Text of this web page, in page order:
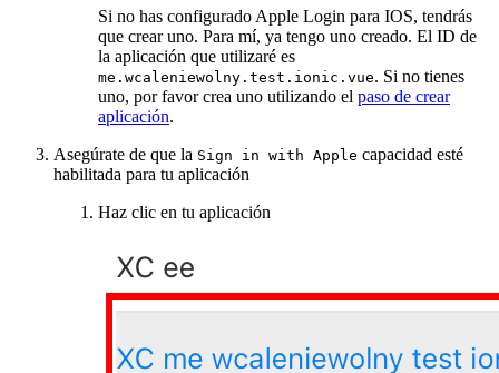
Si no has configurado Apple Login para IOS, tendrás
que crear uno. Para mí, ya tengo uno creado. El ID de
la aplicación que utilizaré es
me.wcaleniewolny.test.ionic.vue. Si no tienes
uno, por favor crea uno utilizando el paso de crear
aplicación.
Asegúrate de que la Sign in with Apple capacidad esté
habilitada para tu aplicación
Haz clic en tu aplicación